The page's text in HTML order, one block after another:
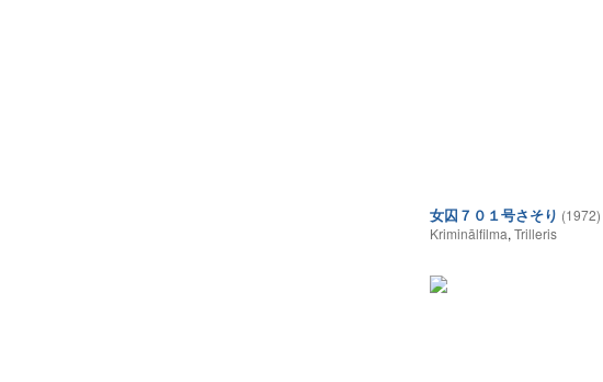
女囚７０１号さそり (1972)
Kriminālfilma, Trilleris